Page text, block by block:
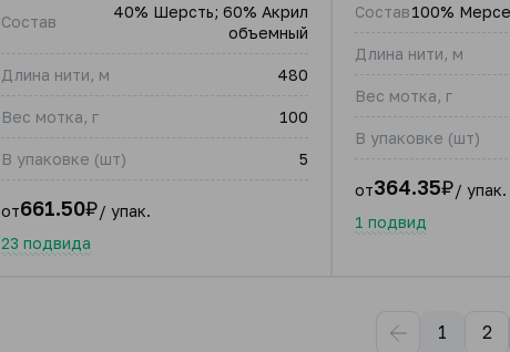
Состав
40% Шерсть; 60% Акрил
объемный
Длина нити, м 480
Вес мотка, г 100
В упаковке (шт) 5
от661.50₽/ упак.
23 подвида
Состав100%
Длина нити, м
Вес мотка, г
В упаковке (шт)
от364.35₽/ упак.
1 подвид
1 2